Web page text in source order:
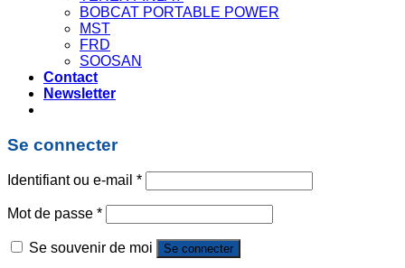
BOBCAT PORTABLE POWER
MST
FRD
SOOSAN
Contact
Newsletter
Se connecter
Identifiant ou e-mail *
Mot de passe *
Se souvenir de moi Se connecter